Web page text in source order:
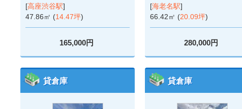
[高座渋谷駅]
47.86㎡ (14.47坪)
165,000円
[海老名駅]
66.42㎡ (20.09坪)
280,000円
貸倉庫 貸倉庫